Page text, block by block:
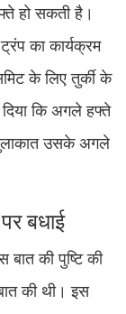
हो सकती है।
का कार्यक्रम
के लिए तुर्की के
कि अगले हफ्ते
उसके अगले
बधाई
की पुष्टि की
की थी। इस